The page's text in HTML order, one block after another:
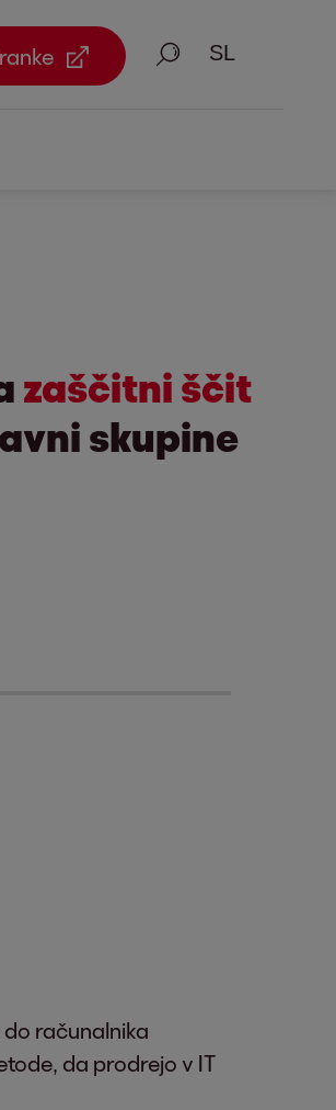
Iskanje
zaščitni ščit
skupine
računalnika
da prodrejo v IT